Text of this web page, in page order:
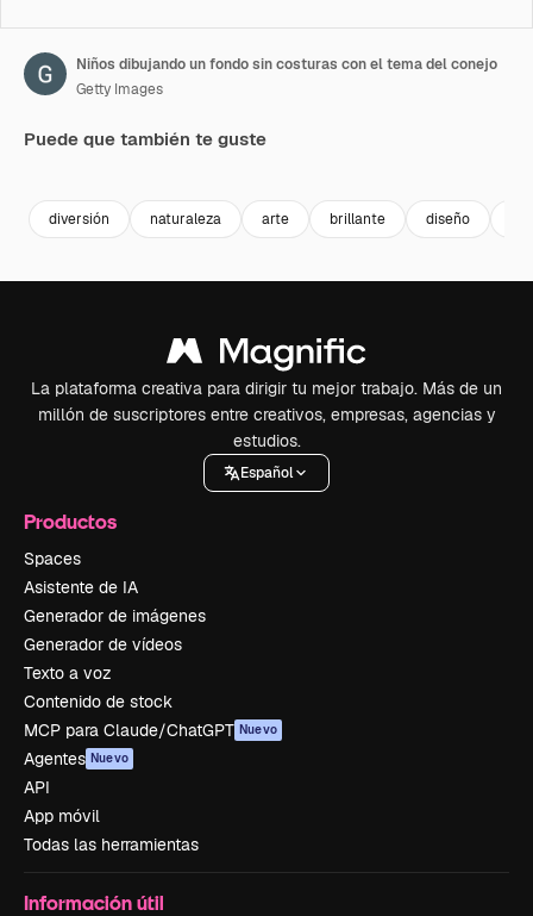
Niños dibujando un fondo sin costuras con el tema del conejo
Getty Images
Puede que también te guste
diversión naturaleza arte brillante diseño
La plataforma creativa para dirigir tu mejor trabajo. Más de un
millón de suscriptores entre creativos, empresas, agencias y
estudios.
Español
Productos
Spaces
Asistente de IA
Generador de imágenes
Generador de vídeos
Texto a voz
Contenido de stock
MCP para Claude/ChatGPT Nuevo
Agentes Nuevo
API
App móvil
Todas las herramientas
Información útil